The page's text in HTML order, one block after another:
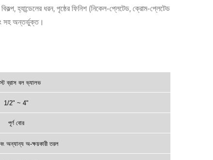
বিকল্প, হ্যান্ডেলের ধরন, পৃষ্ঠের ফিনিশ (নিকেল-প্লেটেড, ক্রোম-প্লেটেড
সহ অন্তর্ভুক্ত।
ব্রাস বল ভ্যালভ
1/2" ~ 4"
পূর্ণ বোর
অন্যান্য অ-ক্ষয়কারী তরল